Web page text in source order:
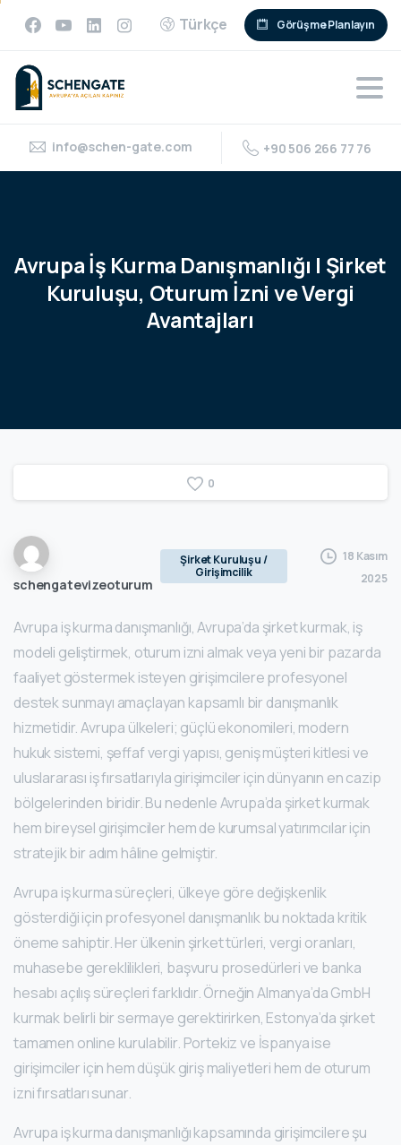
Türkçe Görüşme Planlayın
info@schen-gate.com +90 506 266 77 76
Avrupaİş Kurma Danışmanlığı | Şirket
Kuruluşu, Oturum İzni veVergi
Avantajları
0
schengatevizeoturum
Şirket Kuruluşu /
Girişimcilik
18 Kasım
2025
Avrupa iş kurma danışmanlığı, Avrupa’da şirket kurmak, iş
modeli geliştirmek, oturum izni almak veya yeni bir pazarda
faaliyet göstermek isteyen girişimcilere profesyonel
destek sunmayı amaçlayan kapsamlı bir danışmanlık
hizmetidir. Avrupa ülkeleri; güçlü ekonomileri, modern
hukuk sistemi, şeffaf vergi yapısı, geniş müşteri kitlesi ve
uluslararası iş fırsatlarıyla girişimciler için dünyanın en cazip
bölgelerinden biridir. Bu nedenle Avrupa’da şirket kurmak
hem bireysel girişimciler hem de kurumsal yatırımcılar için
stratejik bir adım hâline gelmiştir.
Avrupa iş kurma süreçleri, ülkeye göre değişkenlik
gösterdiği için profesyonel danışmanlık bu noktada kritik
öneme sahiptir. Her ülkenin şirket türleri, vergi oranları,
muhasebe gereklilikleri, başvuru prosedürleri ve banka
hesabı açılış süreçleri farklıdır. Örneğin Almanya’da GmbH
kurmak belirli bir sermaye gerektirirken, Estonya’da şirket
tamamen online kurulabilir. Portekiz ve İspanya ise
girişimciler için hem düşük giriş maliyetleri hem de oturum
izni fırsatları sunar.
Avrupa iş kurma danışmanlığı kapsamında girişimcilere şu